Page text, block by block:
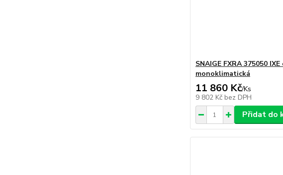
SNAIGE FXRA 375050
monoklimatická
11 860 Kč/Ks
9 802 Kč bez DPH
Přidat do